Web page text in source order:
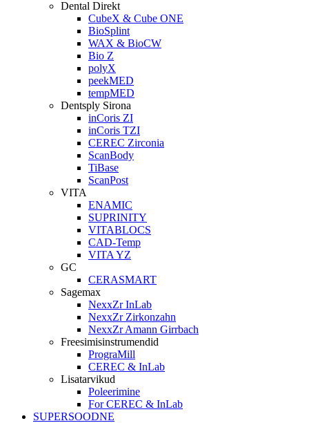
Dental Direkt
CubeX & Cube ONE
BioSplint
WAX & BioCW
Bio Z
polyX
peekMED
tempMED
Dentsply Sirona
inCoris ZI
inCoris TZI
CEREC Zirconia
ScanBody
TiBase
ScanPost
VITA
ENAMIC
SUPRINITY
VITABLOCS
CAD-Temp
VITA YZ
GC
CERASMART
Sagemax
NexxZr InLab
NexxZr Zirkonzahn
NexxZr Amann Girrbach
Freesimisinstrumendid
PrograMill
CEREC & InLab
Lisatarvikud
Poleerimine
For CEREC & InLab
SUPERSOODNE